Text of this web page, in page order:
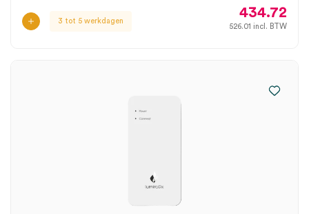
3 tot 5 werkdagen
434.72
526.01 incl. BTW